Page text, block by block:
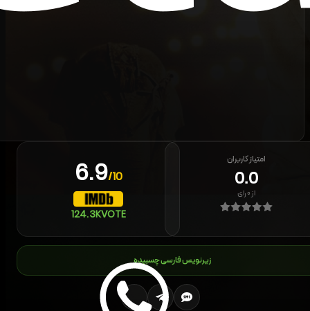
6.9/10
124.3KVOTE
امتیاز کاربران
0.0
از۰رای
زیرنویس فارسی چسبیده